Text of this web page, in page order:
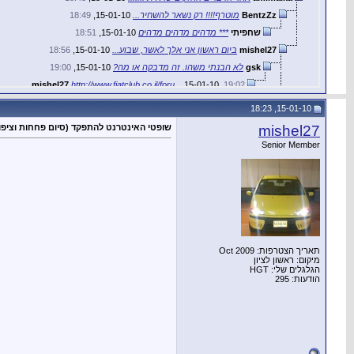
BentzZz מוטרף!!!! רק נשאר להשחיר...
18:49
שחפיתי *** מדהים מדהים מדהים
18:51
mishel27 ביום ראשון אני אלך לאשר, שבוע...
18:56
gsk לא הבנתי משהו. זה מדבקה או מה?
19:00
mishel27 http://www.fiatclub.co.il/foru... 15-01-10, 19:02
mishel27 עמי, בזמנך הפנוי אני אשמח אם...15-01-10,
19:01
amimalka קבל עריכה זריזה...15-01-10,
19:13
עוד תגובות למטה העומק הנוכחי...
mishel27
Senior Member
תאריך הצטרפות: Oct 2009
מיקום: ראשון לציון
הגלגלים שלי: HGT
הודעות: 295
שופטי האינטרנט להתפקד (סיום פחחות